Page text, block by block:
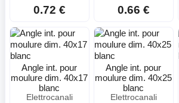
0.72 € 0.66 €
Angle int. pour
moulure dim. 40x17
blanc
Elettrocanali
Angle int. pour
moulure dim. 40x25
blanc
Elettrocanali